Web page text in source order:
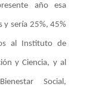
año esa
y sería 25%, 45%
al Instituto de
y Ciencia, y al
Social,